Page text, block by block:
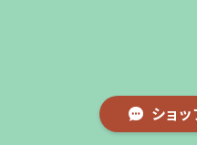
ショ
ステンドグラスグローブ